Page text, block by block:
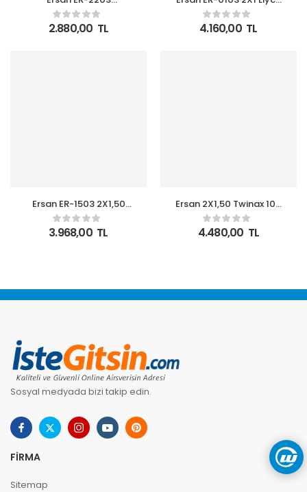
2×0.22mm Stereo
Mikrofon Kablosu
100metre CU
2.880,00 TL
Cu 100 metre Sinyal
Kontol Kablo
4.160,00 TL
Ersan ER-1503 2X1,50
Liycy Cu 100 metre
Sinyal Kontrol Kablo
3.968,00 TL
Ersan 2X1,50 Twinax 100
metre Sinyal Kontol
Kablo
4.480,00 TL
Sosyal medyada bizi takip edin.
FIRMA
Sitemap